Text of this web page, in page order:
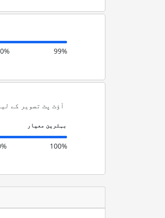
99%
آؤٹ پٹ تصویر کے
100%